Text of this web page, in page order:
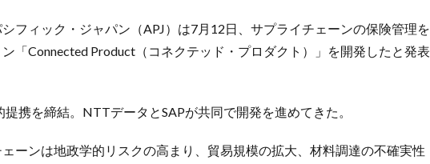
フィック・ジャパン（APJ）は7月12日、サプライチェーンの保険管理を
「Connected Product（コネクテッド・プロダクト）」を開発したと発表
携を締結。NTTデータとSAPが共同で開発を進めてきた。
ーンは地政学的リスクの高まり、貿易規模の拡大、材料調達の不確実性